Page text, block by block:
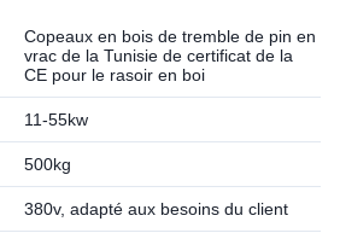
Copeaux en bois de tremble de pin en
vrac de la Tunisie de certificat de la
CE pour le rasoir en boi
11-55kw
500kg
380v, adapté aux besoins du client